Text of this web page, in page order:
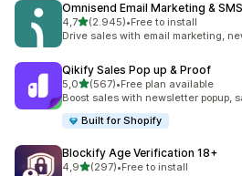
Omnisend Email Marketing & SMS
4,7de 5 estrelas
(2.945)
2945 total de avaliações
•Free to install
Drive sales with email marketing,
Qikify Sales Pop up & Proof
5,0de 5 estrelas
(567)
567 total de avaliações
•Free plan available
Boost sales with newsletter popup,
Built for Shopify
Blockify Age Verification 18+
4,9de 5 estrelas
(297)
297 total de avaliações
•Free to install